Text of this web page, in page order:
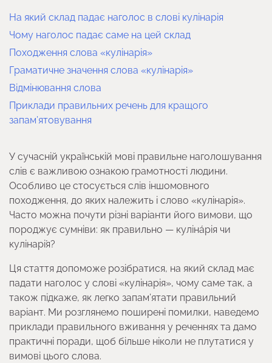
На який склад падає наголос в слові кулінарія
Чому наголос падає саме на цей склад
Походження слова «кулінарія»
Граматичне значення слова «кулінарія»
Відмінювання слова
Приклади правильних речень для кращого
запам’ятовування
У сучасній українській мові правильне наголошування
слів є важливою ознакою грамотності людини.
Особливо це стосується слів іншомовного
походження, до яких належить і слово «кулінарія».
Часто можна почути різні варіанти його вимови, що
породжує сумніви: як правильно — куліна́рія чи
кулінарі́я?
Ця стаття допоможе розібратися, на який склад має
падати наголос у слові «кулінарія», чому саме так, а
також підкаже, як легко запам’ятати правильний
варіант. Ми розглянемо поширені помилки, наведемо
приклади правильного вживання у реченнях та дамо
практичні поради, щоб більше ніколи не плутатися у
вимові цього слова.